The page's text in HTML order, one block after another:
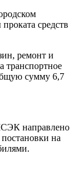
средств
ремонт и
транспортное
сумму 6,7
направлено
на